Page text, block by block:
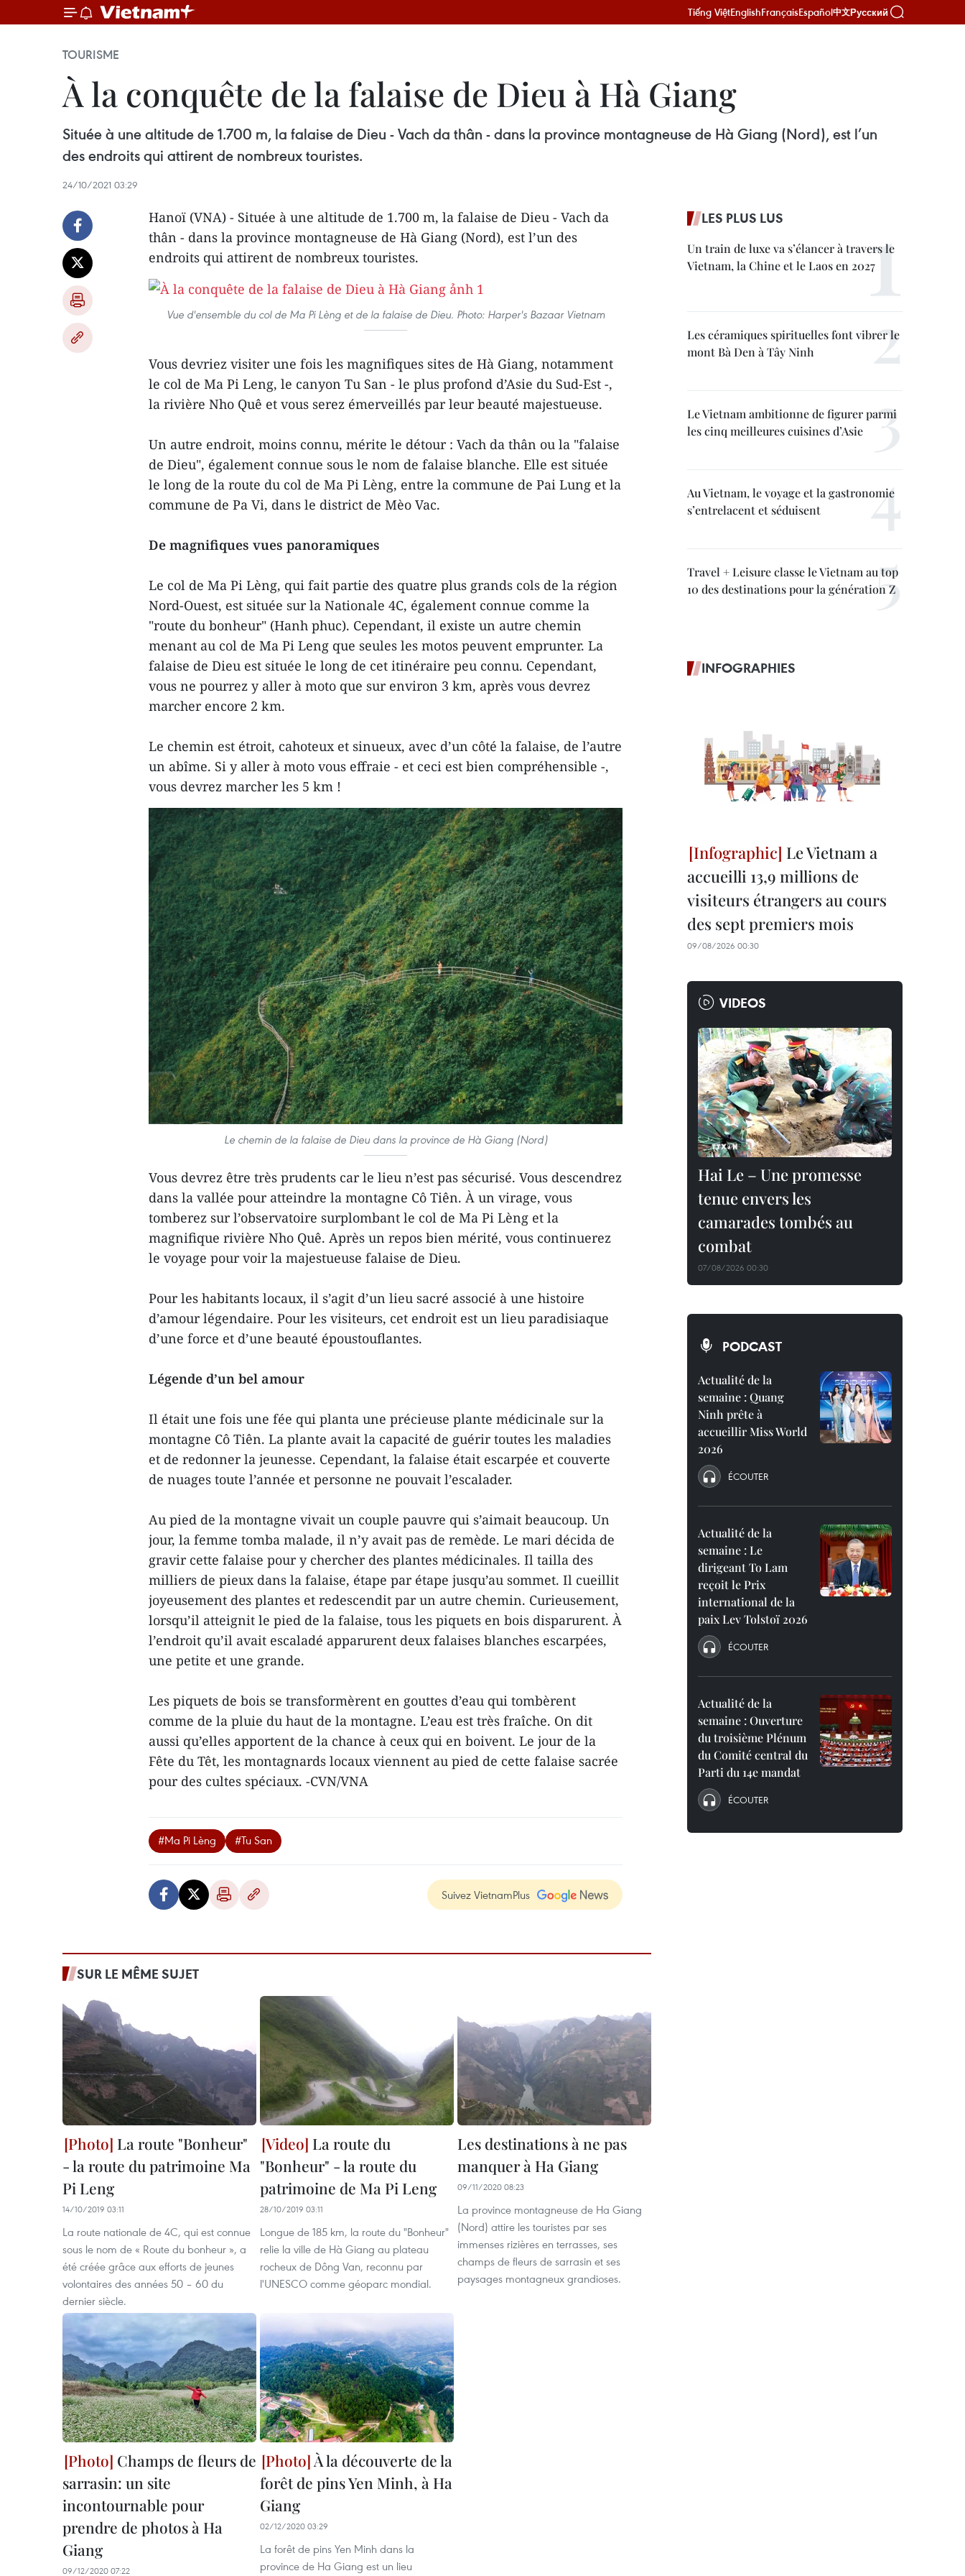
Tiếng ViệtEnglishFrançaisEspañol中文Русский
TOURISME
À la conquête de la falaise de Dieu à Hà Giang
Située à une altitude de 1.700 m, la falaise de Dieu - Vach da thân - dans la province montagneuse de Hà Giang (Nord), est l’un
des endroits qui attirent de nombreux touristes.
24/10/2021 03:29
Hanoï (VNA) - Située à une altitude de 1.700 m, la falaise de Dieu - Vach da
thân - dans la province montagneuse de Hà Giang (Nord), est l’un des
endroits qui attirent de nombreux touristes.
Vue d'ensemble du col de Ma Pi Lèng et de la falaise de Dieu. Photo: Harper's Bazaar Vietnam
Vous devriez visiter une fois les magnifiques sites de Hà Giang, notamment
le col de Ma Pi Leng, le canyon Tu San - le plus profond d’Asie du Sud-Est -,
la rivière Nho Quê et vous serez émerveillés par leur beauté majestueuse.
Un autre endroit, moins connu, mérite le détour : Vach da thân ou la "falaise
de Dieu", également connue sous le nom de falaise blanche. Elle est située
le long de la route du col de Ma Pi Lèng, entre la commune de Pai Lung et la
commune de Pa Vi, dans le district de Mèo Vac.
De magnifiques vues panoramiques
Le col de Ma Pi Lèng, qui fait partie des quatre plus grands cols de la région
Nord-Ouest, est située sur la Nationale 4C, également connue comme la
"route du bonheur" (Hanh phuc). Cependant, il existe un autre chemin
menant au col de Ma Pi Leng que seules les motos peuvent emprunter. La
falaise de Dieu est située le long de cet itinéraire peu connu. Cependant,
vous ne pourrez y aller à moto que sur environ 3 km, après vous devrez
marcher encore 2 km.
Le chemin est étroit, cahoteux et sinueux, avec d’un côté la falaise, de l’autre
un abîme. Si y aller à moto vous effraie - et ceci est bien compréhensible -,
vous devrez marcher les 5 km !
Le chemin de la falaise de Dieu dans la province de Hà Giang (Nord)
Vous devrez être très prudents car le lieu n’est pas sécurisé. Vous descendrez
dans la vallée pour atteindre la montagne Cô Tiên. À un virage, vous
tomberez sur l’observatoire surplombant le col de Ma Pi Lèng et la
magnifique rivière Nho Quê. Après un repos bien mérité, vous continuerez
le voyage pour voir la majestueuse falaise de Dieu.
Pour les habitants locaux, il s’agit d’un lieu sacré associé à une histoire
d’amour légendaire. Pour les visiteurs, cet endroit est un lieu paradisiaque
d’une force et d’une beauté époustouflantes.
Légende d’un bel amour
Il était une fois une fée qui planta une précieuse plante médicinale sur la
montagne Cô Tiên. La plante avait la capacité de guérir toutes les maladies
et de redonner la jeunesse. Cependant, la falaise était escarpée et couverte
de nuages toute l’année et personne ne pouvait l’escalader.
Au pied de la montagne vivait un couple pauvre qui s’aimait beaucoup. Un
jour, la femme tomba malade, il n’y avait pas de remède. Le mari décida de
gravir cette falaise pour y chercher des plantes médicinales. Il tailla des
milliers de pieux dans la falaise, étape par étape jusqu’au sommet. Il cueillit
joyeusement des plantes et redescendit par un autre chemin. Curieusement,
lorsqu’il atteignit le pied de la falaise, tous les piquets en bois disparurent. À
l’endroit qu’il avait escaladé apparurent deux falaises blanches escarpées,
une petite et une grande.
Les piquets de bois se transformèrent en gouttes d’eau qui tombèrent
comme de la pluie du haut de la montagne. L’eau est très fraîche. On dit
aussi qu’elles apportent de la chance à ceux qui en boivent. Le jour de la
Fête du Têt, les montagnards locaux viennent au pied de cette falaise sacrée
pour des cultes spéciaux. -CVN/VNA
#Ma Pi Lèng #Tu San
Suivez VietnamPlus
SUR LE MÊME SUJET
La route "Bonheur"
- la route du patrimoine Ma
Pi Leng
14/10/2019 03:11
La route nationale de 4C, qui est connue
sous le nom de « Route du bonheur », a
été créée grâce aux efforts de jeunes
volontaires des années 50 – 60 du
dernier siècle.
La route du
"Bonheur" - la route du
patrimoine de Ma Pi Leng
28/10/2019 03:11
Longue de 185 km, la route du "Bonheur"
relie la ville de Hà Giang au plateau
rocheux de Dông Van, reconnu par
l'UNESCO comme géoparc mondial.
Les destinations à ne pas
manquer à Ha Giang
09/11/2020 08:23
La province montagneuse de Ha Giang
(Nord) attire les touristes par ses
immenses rizières en terrasses, ses
champs de fleurs de sarrasin et ses
paysages montagneux grandioses.
Champs de fleurs de
sarrasin: un site
incontournable pour
prendre de photos à Ha
Giang
09/12/2020 07:22
À la découverte de la
forêt de pins Yen Minh, à Ha
Giang
02/12/2020 03:29
La forêt de pins Yen Minh dans la
province de Ha Giang est un lieu
LES PLUS LUS
Un train de luxe va s’élancer à travers le
Vietnam, la Chine et le Laos en 2027
Les céramiques spirituelles font vibrer le
mont Bà Den à Tây Ninh
Le Vietnam ambitionne de figurer parmi
les cinq meilleures cuisines d’Asie
Au Vietnam, le voyage et la gastronomie
s’entrelacent et séduisent
Travel + Leisure classe le Vietnam au top
10 des destinations pour la génération Z
INFOGRAPHIES
Le Vietnam a
accueilli 13,9 millions de
visiteurs étrangers au cours
des sept premiers mois
09/08/2026 00:30
VIDEOS
Hai Le – Une promesse
tenue envers les
camarades tombés au
combat
07/08/2026 00:30
PODCAST
Actualité de la
semaine : Quang
Ninh prête à
accueillir Miss World
2026
ÉCOUTER
Actualité de la
semaine : Le
dirigeant To Lam
reçoit le Prix
international de la
paix Lev Tolstoï 2026
ÉCOUTER
Actualité de la
semaine : Ouverture
du troisième Plénum
du Comité central du
Parti du 14e mandat
ÉCOUTER